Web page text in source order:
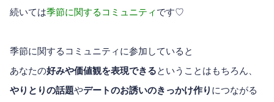
続いては季節に関するコミュニティ です♡
季節に関するコミュニティに参加していると
あなたの好みや価値観を表現できるということはもちろん、
やりとりの話題やデートのお誘いのきっかけ作り につながる